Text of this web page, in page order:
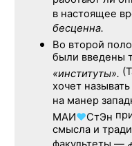
в настоящее
бесценна.
Во второй
были введены
«институты».
хочет
на манер
МАИ♥СтЭн
смысла и